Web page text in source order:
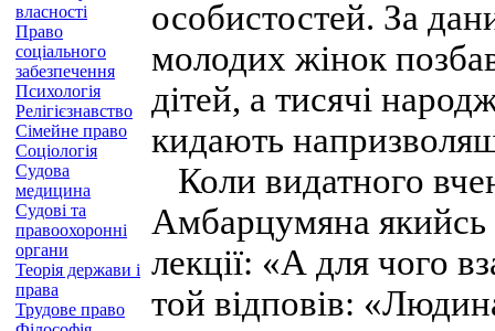
власності
Право
соціального
забезпечення
Психологія
Релігієзнавство
Сімейне право
Соціологія
Судова
медицина
Судові та
правоохоронні
органи
Теорія держави і
права
Трудове право
особистостей. За
молодих жінок
дітей, а тисячі
кидають
Коли видатного
Амбарцумяна якийсь
лекції: «А для чого
той відповів: